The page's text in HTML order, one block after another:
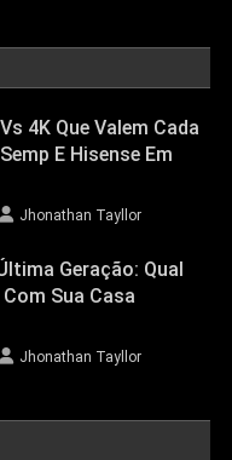
4K Que Valem Cada
E Hisense Em
Jhonathan Tayllor
Geração: Qual
Sua Casa
Jhonathan Tayllor